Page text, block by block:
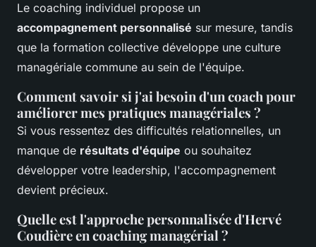
Le coaching individuel propose un
accompagnement personnalisé sur mesure, tandis
que la formation collective développe une culture
managériale commune au sein de l'équipe.
Comment savoir si j'ai besoin d'un coach pour
améliorer mes pratiques managériales ?
Si vous ressentez des difficultés relationnelles, un
manque de résultats d'équipe ou souhaitez
développer votre leadership, l'accompagnement
devient précieux.
Quelle est l'approche personnalisée d'Hervé
Coudière en coaching managérial ?